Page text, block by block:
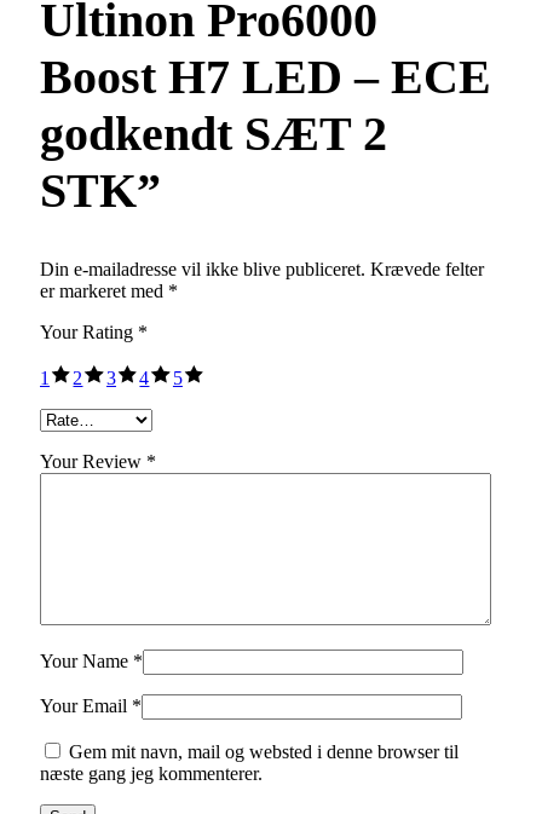
Ultinon Pro6000
Boost H7 LED – ECE
godkendt SÆT 2
STK”
Din e-mailadresse vil ikke blive publiceret. Krævede felter
er markeret med *
Your Rating *
1 2 3 4 5
Your Review *
Your Name *
Your Email *
Gem mit navn, mail og websted i denne browser til
næste gang jeg kommenterer.